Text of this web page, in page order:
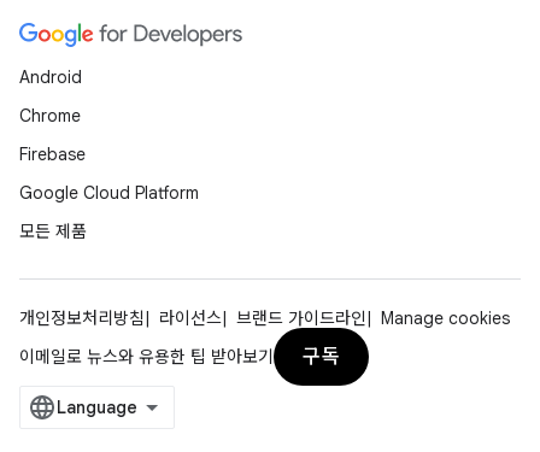
Android
Chrome
Firebase
Google Cloud Platform
모든 제품
개인정보처리방침 라이선스 브랜드 가이드라인
Manage cookies
이메일로 뉴스와 유용한 팁 받아보기
구독